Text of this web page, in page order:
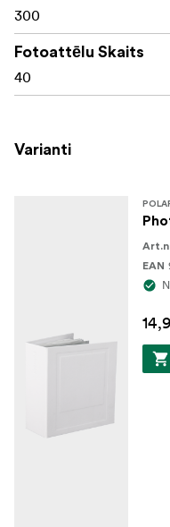
300
Fotoattēlu Skaits
40
Varianti
EAN